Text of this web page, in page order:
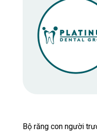
Bộ răng con người